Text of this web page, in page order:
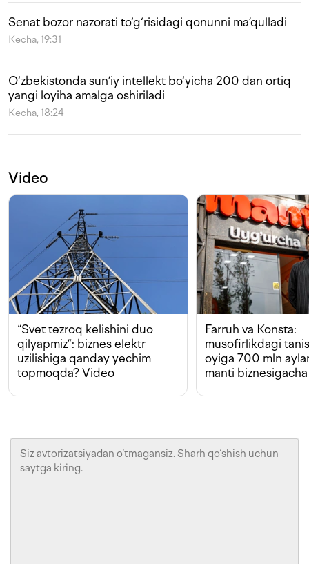
Senat bozor nazorati to‘g‘risidagi qonunni ma’qulladi
Kecha, 19:31
O‘zbekistonda sun’iy intellekt bo‘yicha 200 dan ortiq
yangi loyiha amalga oshiriladi
Kecha, 18:24
Video
“Svet tezroq kelishini duo
qilyapmiz”: biznes elektr
uzilishiga qanday yechim
topmoqda? Video
Farruh va Konsta:
musofirlikdagi
oyiga 700 mln
manti biznesigacha